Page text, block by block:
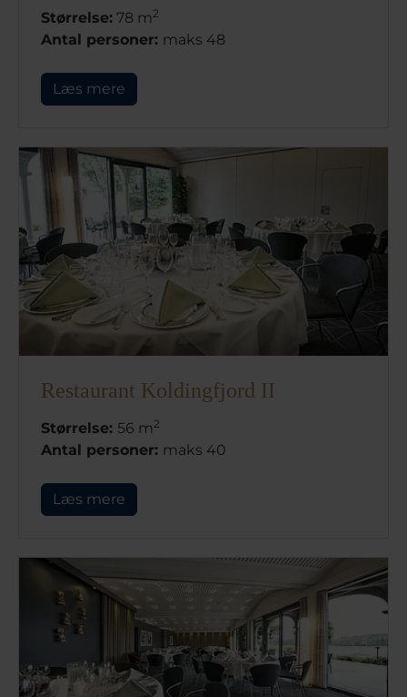
Størrelse: 78 m2
Antal personer: maks 48
Læs mere
Restaurant Koldingfjord II
Størrelse: 56 m2
Antal personer: maks 40
Læs mere